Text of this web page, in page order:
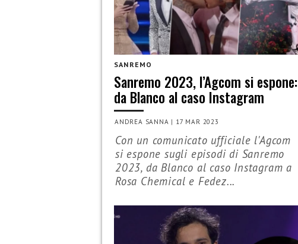
SANREMO
Sanremo 2023, l’Agcom si espone:
da Blanco al caso Instagram
ANDREA SANNA | 17 MAR 2023
Con un comunicato ufficiale l'Agcom
si espone sugli episodi di Sanremo
2023, da Blanco al caso Instagram a
Rosa Chemical e Fedez...